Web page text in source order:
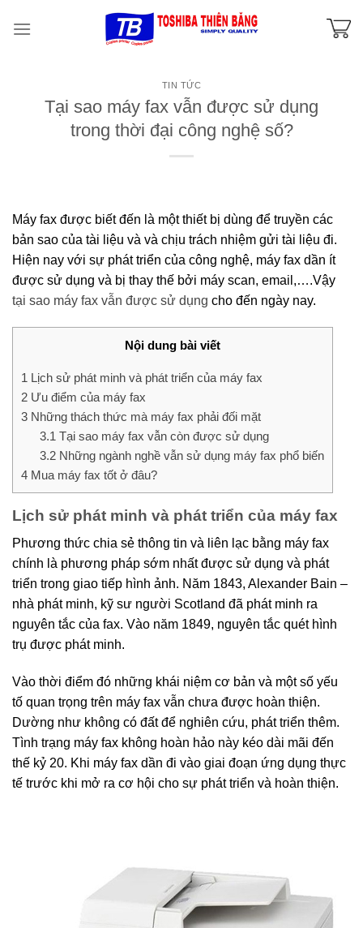
TIN TỨC
Tại sao máy fax vẫn được sử dụng
trong thời đại công nghệ số?
Máy fax được biết đến là một thiết bị dùng để truyền các
bản sao của tài liệu và và chịu trách nhiệm gửi tài liệu đi.
Hiện nay với sự phát triển của công nghệ, máy fax dần ít
được sử dụng và bị thay thế bởi máy scan, email,….Vậy
tại sao máy fax vẫn được sử dụng cho đến ngày nay.
Nội dung bài viết
1 Lịch sử phát minh và phát triển của máy fax
2 Ưu điểm của máy fax
3 Những thách thức mà máy fax phải đối mặt
3.1 Tại sao máy fax vẫn còn được sử dụng
3.2Những ngành nghề vẫn sử dụng máy fax phổ biến
4 Mua máy fax tốt ở đâu?
Lịch sử phát minh và phát triển của máy fax
Phương thức chia sẻ thông tin và liên lạc bằng máy fax
chính là phương pháp sớm nhất được sử dụng và phát
triển trong giao tiếp hình ảnh. Năm 1843, Alexander Bain –
nhà phát minh, kỹ sư người Scotland đã phát minh ra
nguyên tắc của fax. Vào năm 1849, nguyên tắc quét hình
trụ được phát minh.
Vào thời điểm đó những khái niệm cơ bản và một số yếu
tố quan trọng trên máy fax vẫn chưa được hoàn thiện.
Dường như không có đất để nghiên cứu, phát triển thêm.
Tình trạng máy fax không hoàn hảo này kéo dài mãi đến
thế kỷ 20. Khi máy fax dần đi vào giai đoạn ứng dụng thực
tế trước khi mở ra cơ hội cho sự phát triển và hoàn thiện.